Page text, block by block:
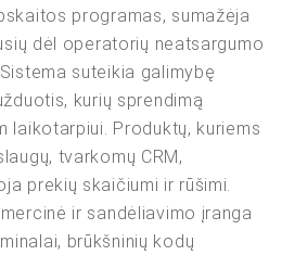
programas, sumažėja
dėl operatorių neatsargumo
suteikia galimybę
kurių sprendimą
laikotarpiui. Produktų, kuriems
tvarkomų CRM,
prekių skaičiumi ir rūšimi.
ir sandėliavimo įranga
brūkšninių kodų